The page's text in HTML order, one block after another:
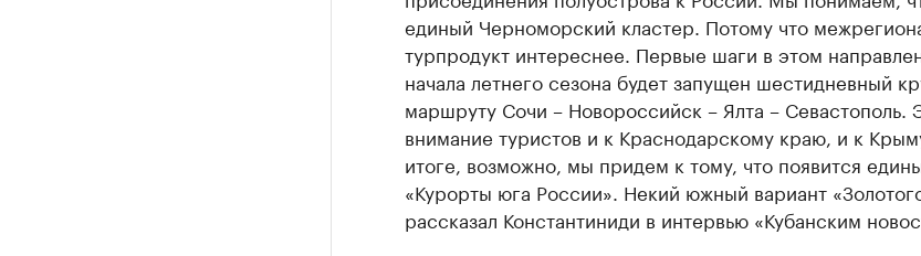
единый Черноморский кластер. Потому что
турпродукт интереснее. Первые шаги в этом
начала летнего сезона будет запущен шестидневный
маршруту Сочи – Новороссийск – Ялта – Севастополь.
внимание туристов и к Краснодарскому краю, и к
итоге, возможно, мы придем к тому, что появится
«Курорты юга России». Некий южный вариант
рассказал Константиниди в интервью «Кубанским